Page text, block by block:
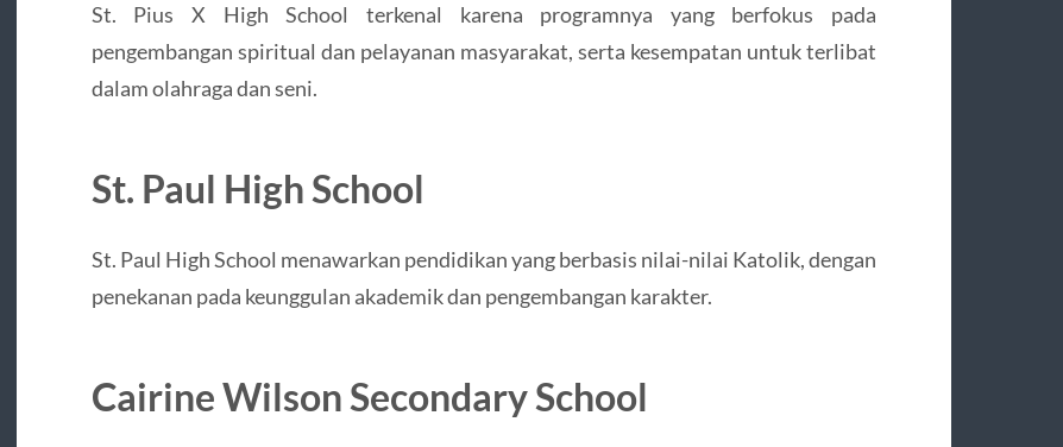
St. Pius X High School terkenal karena programnya yang berfokus pada
pengembangan spiritual dan pelayanan masyarakat, serta kesempatan untuk terlibat
dalam olahraga dan seni.
St. Paul High School
St. Paul High School menawarkan pendidikan yang berbasis nilai-nilai Katolik, dengan
penekanan pada keunggulan akademik dan pengembangan karakter.
Cairine Wilson Secondary School